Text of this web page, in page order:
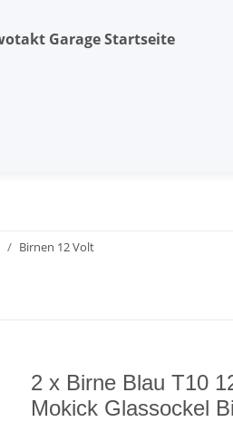
Birnen 12 Volt
2 x Birne Blau T10
Mokick Glassockel